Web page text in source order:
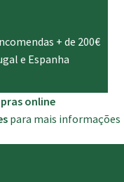
+ de 200€
e Espanha
online
para mais informações